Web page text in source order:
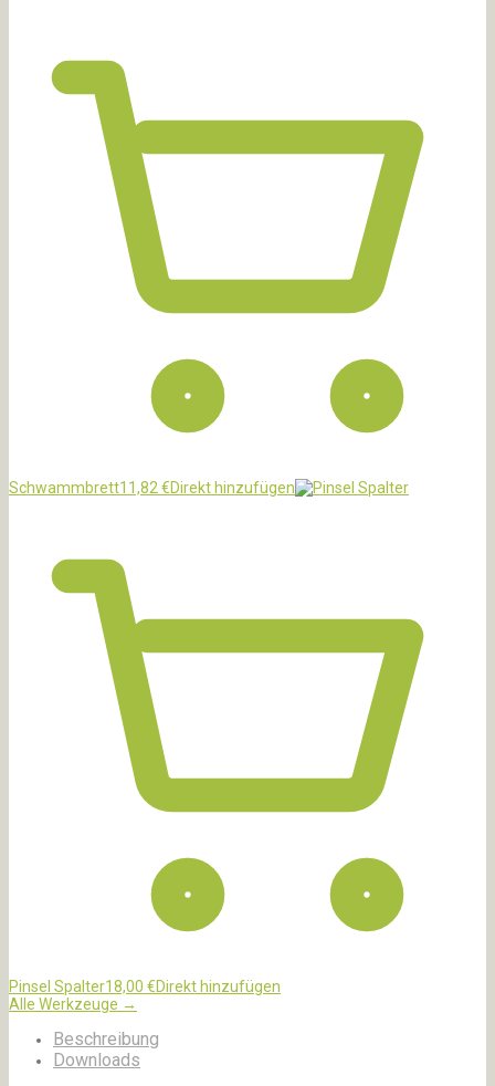
Schwammbrett11,82 €Direkt hinzufügen
Pinsel Spalter18,00 €Direkt hinzufügen
Alle Werkzeuge →
Beschreibung
Downloads